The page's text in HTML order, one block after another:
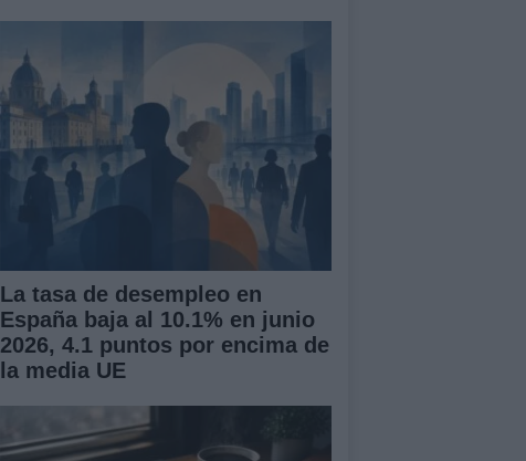
La tasa de desempleo en
España baja al 10.1% en junio
2026, 4.1 puntos por encima de
la media UE